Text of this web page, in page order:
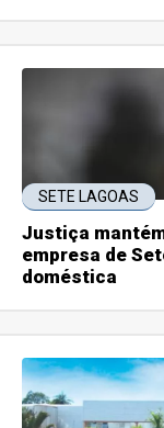
SETE LAGOAS
Justiça
empresa de
doméstica